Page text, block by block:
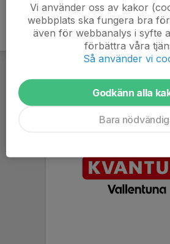
Vi använder oss av kakor
webbplats ska fungera bra
även för webbanalys i syfte
förbättra våra
Så använder vi
Godkänn alla
Bara